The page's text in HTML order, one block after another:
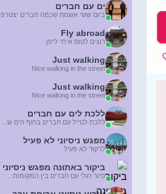
ים עם חברים
ביום ששי אשמח שכמה חברים יצטרפ...
Fly abroad
רוצים לטוס איתי ליפן
Just walking
Nice walking in the street
Just walking
Nice walking in the street
ללכת לים עם חברים
ללכת לטייל עם חברים בחוף הים ש...
מפגש ניסיוני לא פעיל
לרקוד לא פעיל
ביקור באתונה מפגש ניסיוני
סיור רגלי עם חברים בין המקומות...